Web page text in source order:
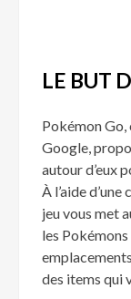
LE BUT
Pokémon Go,
Google,
autour d’eux
À l’aide
jeu vous met
les
des items qui